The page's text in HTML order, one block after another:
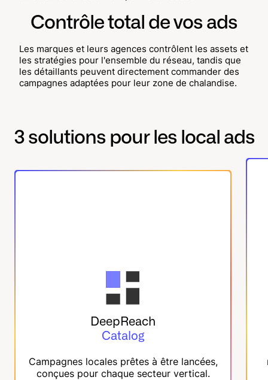
Contrôle total de vos ads
Les marques et leurs agences contrôlent les assets et
les stratégies pour l'ensemble du réseau, tandis que
les détaillants peuvent directement commander des
campagnes adaptées pour leur zone de chalandise.
3 solutions pour les local ads
DeepReach
Catalog
Campagnes locales prêtes à être lancées,
conçues pour chaque secteur vertical.